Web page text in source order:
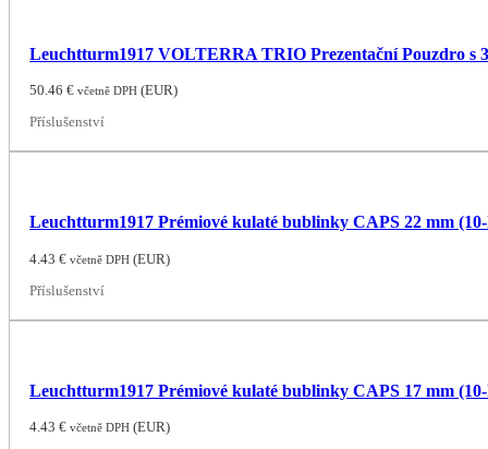
Leuchtturm1917 VOLTERRA TRIO Prezentační Pouzdro s
50.46€ včetně DPH (EUR)
Příslušenství
Leuchtturm1917 Prémiové kulaté bublinky CAPS 22 mm
4.43€ včetně DPH (EUR)
Příslušenství
Leuchtturm1917 Prémiové kulaté bublinky CAPS 17 mm
4.43€ včetně DPH (EUR)